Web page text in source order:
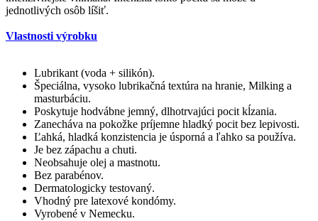
jednotlivých osôb líšiť.
Vlastnosti výrobku
Lubrikant (voda + silikón).
Špeciálna, vysoko lubrikačná textúra na hranie, Milking a
masturbáciu.
Poskytuje hodvábne jemný, dlhotrvajúci pocit kĺzania.
Zanecháva na pokožke príjemne hladký pocit bez lepivosti.
Ľahká, hladká konzistencia je úsporná a ľahko sa používa.
Je bez zápachu a chuti.
Neobsahuje olej a mastnotu.
Bez parabénov.
Dermatologicky testovaný.
Vhodný pre latexové kondómy.
Vyrobené v Nemecku.